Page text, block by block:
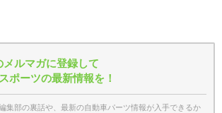
ルマガに登録して
ポーツの最新情報を！
集部の裏話や、最新の自動車パーツ情報が入手できるか